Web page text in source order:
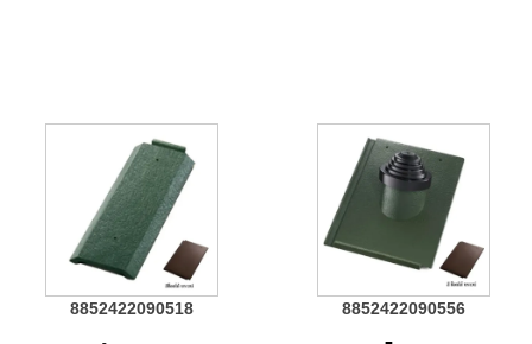
8852422090518 8852422090556